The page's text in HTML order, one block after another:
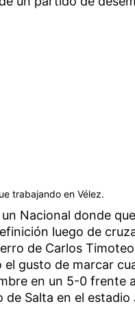
trabajando en Vélez.
Nacional donde
luego de
de Carlos
el gusto de marcar
en un 5-0 frente a
de Salta en el estadio